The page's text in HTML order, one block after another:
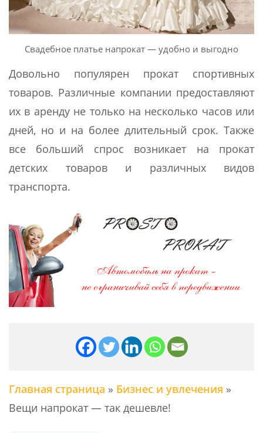
Свадебное платье напрокат — удобно и выгодно
Довольно популярен прокат спортивных
товаров. Различные компании предоставляют
их в аренду не только на несколько часов или
дней, но и на более длительный срок. Также
все больший спрос возникает на прокат
детских товаров и различных видов
транспорта.
Главная страница » Бизнес и увлечения »
Вещи напрокат — так дешевле!